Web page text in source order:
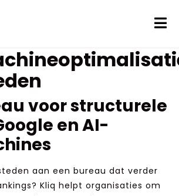
voor structurele
en AI-
aan een bureau dat verder
Kliq helpt organisaties om